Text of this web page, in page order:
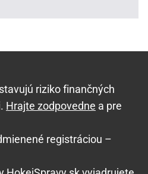
riziko finančných
Hrajte zodpovedne a pre
registráciou –